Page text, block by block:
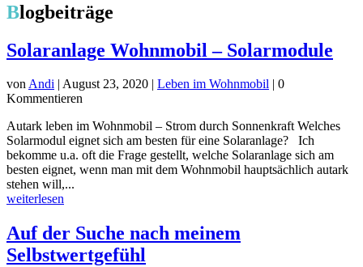
Blogbeiträge
Solaranlage Wohnmobil – Solarmodule
vonAndi | August 23, 2020 | Leben im Wohnmobil | 0
Kommentieren
Autark leben im Wohnmobil – Strom durch Sonnenkraft Welches
Solarmodul eignet sich am besten für eine Solaranlage? Ich
bekomme u.a. oft die Frage gestellt, welche Solaranlage sich am
besten eignet, wenn man mit dem Wohnmobil hauptsächlich autark
stehen will,...
weiterlesen
Auf der Suche nach meinem
Selbstwertgefühl